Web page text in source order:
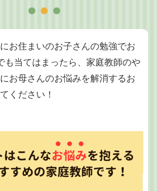
お住まいのお子さんの勉強でお
も当てはまったら、家庭教師のや
お母さんのお悩みを解消するお
ください！